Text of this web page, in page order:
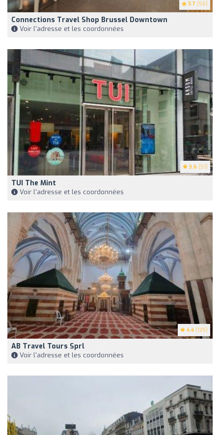
3.7 (56)
Connections Travel Shop Brussel Downtown
Voir l'adresse et les coordonnées
3.6 (51)
TUI The Mint
Voir l'adresse et les coordonnées
4.4 (125)
AB Travel Tours Sprl
Voir l'adresse et les coordonnées